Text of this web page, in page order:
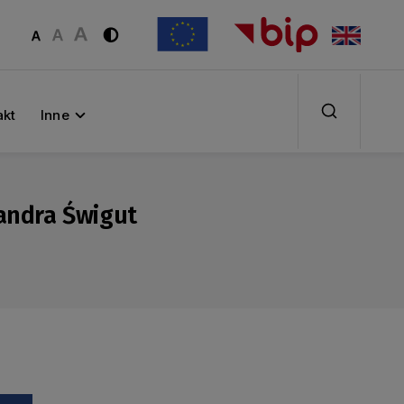
Inne
Świgut